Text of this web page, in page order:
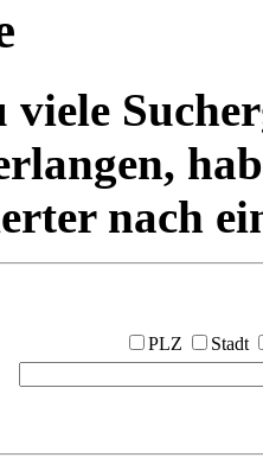
viele
nach
PLZ
Stadt